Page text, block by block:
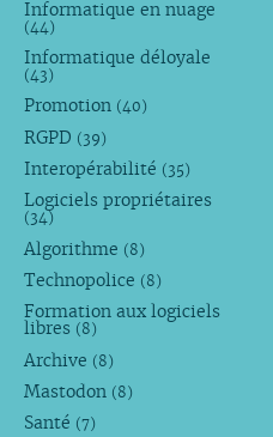
Informatique en nuage
(44)
Informatique déloyale
(43)
Promotion (40)
RGPD (39)
Interopérabilité (35)
Logiciels propriétaires
(34)
Algorithme (8)
Technopolice (8)
Formation aux logiciels
libres (8)
Archive (8)
Mastodon (8)
Santé (7)